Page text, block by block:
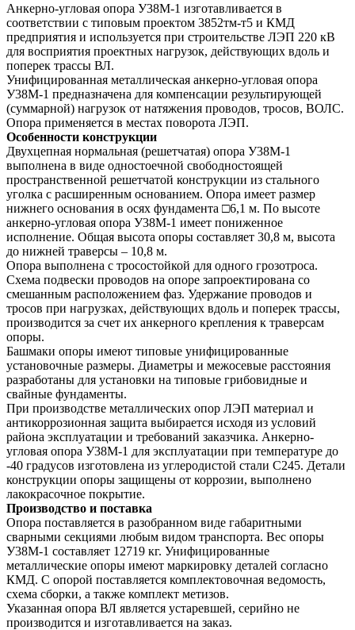
Анкерно-угловая опора У38М-1 изготавливается в
соответствии с типовым проектом 3852тм-т5 и КМД
предприятия и используется при строительстве ЛЭП 220 кВ
для восприятия проектных нагрузок, действующих вдоль и
поперек трассы ВЛ.
Унифицированная металлическая анкерно-угловая опора
У38М-1 предназначена для компенсации результирующей
(суммарной) нагрузок от натяжения проводов, тросов, ВОЛС.
Опора применяется в местах поворота ЛЭП.
Особенности конструкции
Двухцепная нормальная (решетчатая) опора У38М-1
выполнена в виде одностоечной свободностоящей
пространственной решетчатой конструкции из стального
уголка с расширенным основанием. Опора имеет размер
нижнего основания в осях фундамента □6,1 м. По высоте
анкерно-угловая опора У38М-1 имеет пониженное
исполнение. Общая высота опоры составляет 30,8 м, высота
до нижней траверсы – 10,8 м.
Опора выполнена с тросостойкой для одного грозотроса.
Схема подвески проводов на опоре запроектирована со
смешанным расположением фаз. Удержание проводов и
тросов при нагрузках, действующих вдоль и поперек трассы,
производится за счет их анкерного крепления к траверсам
опоры.
Башмаки опоры имеют типовые унифицированные
установочные размеры. Диаметры и межосевые расстояния
разработаны для установки на типовые грибовидные и
свайные фундаменты.
При производстве металлических опор ЛЭП материал и
антикоррозионная защита выбирается исходя из условий
района эксплуатации и требований заказчика. Анкерно-
угловая опора У38М-1 для эксплуатации при температуре до
-40 градусов изготовлена из углеродистой стали С245. Детали
конструкции опоры защищены от коррозии, выполнено
лакокрасочное покрытие.
Производство и поставка
Опора поставляется в разобранном виде габаритными
сварными секциями любым видом транспорта. Вес опоры
У38М-1 составляет 12719 кг. Унифицированные
металлические опоры имеют маркировку деталей согласно
КМД. С опорой поставляется комплектовочная ведомость,
схема сборки, а также комплект метизов.
Указанная опора ВЛ является устаревшей, серийно не
производится и изготавливается на заказ.